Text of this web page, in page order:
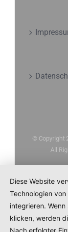
© Copyright
All
Diese Website
Technologien
integrieren.
klicken, werden
Nach erfolgter